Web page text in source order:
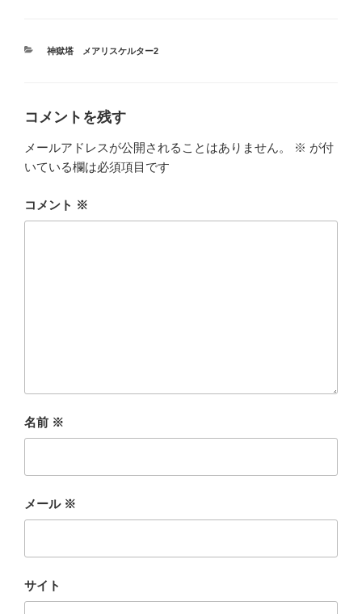
er
カ
神獄塔 メアリスケルター2
コメントを残す
メールアドレスが公開されることはありません。 ※ が付
いている欄は必須項目です
コメント ※
名前 ※
メール ※
サイト